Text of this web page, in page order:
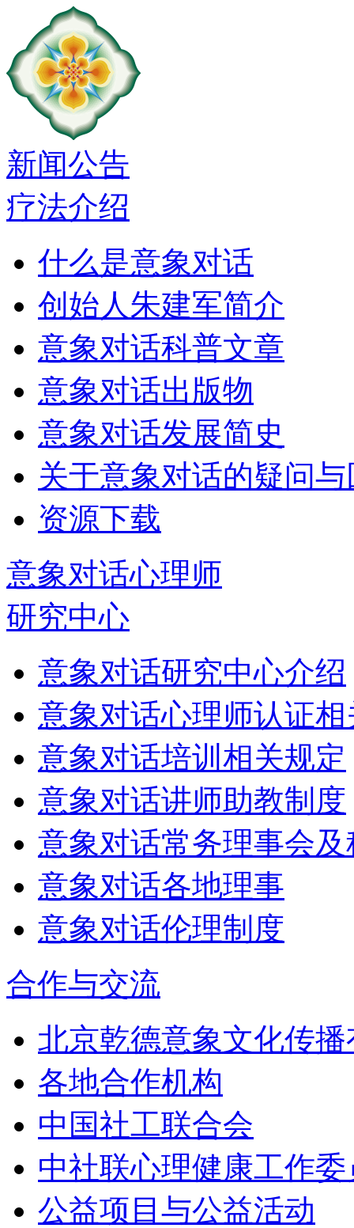
新闻公告
疗法介绍
什么是意象对话
创始人朱建军简介
意象对话科普文章
意象对话出版物
意象对话发展简史
关于意象对话的疑问
资源下载
意象对话心理师
研究中心
意象对话研究中心介绍
意象对话心理师认证
意象对话培训相关规定
意象对话讲师助教制度
意象对话常务理事会
意象对话各地理事
意象对话伦理制度
合作与交流
北京乾德意象文化传
各地合作机构
中国社工联合会
中社联心理健康工作委
公益项目与公益活动